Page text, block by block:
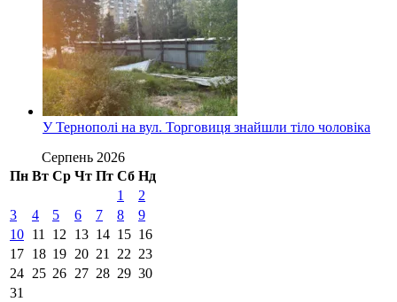
У Тернополі на вул. Торговиця знайшли тіло чоловіка
Серпень 2026
Пн Вт Ср Чт Пт Сб Нд
1
2
3
4 5 6 7 8
9
10 11 12 13 14 15 16
17 18 19 20 21 22 23
24 25 26 27 28 29 30
31